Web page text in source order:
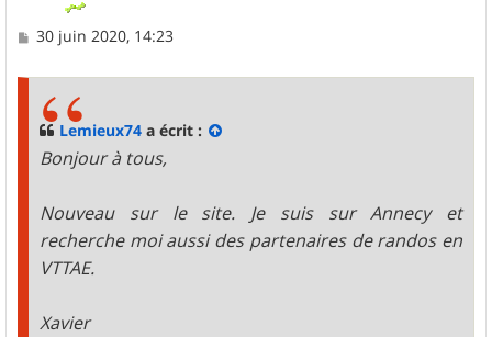
M
30 juin 2020, 14:23
Lemieux74 a écrit :
Bonjour à tous,
Nouveau sur le site. Je suis sur Annecy et
recherche moi aussi des partenaires de randos en
VTTAE.
Xavier